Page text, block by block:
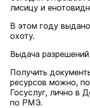
лисицу и
В этом году
охоту.
Выдача
Получить
ресурсов можно,
Госуслуг, лично в
по РМЭ.